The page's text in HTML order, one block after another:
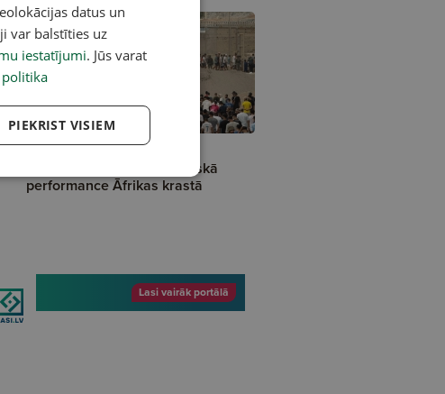
Seutas aneksijas
ģenerālmēģinājums? Politiskā
performance Āfrikas krastā
datus un
var balstīties uz
iestatījumi. Jūs varat
PIEKRIST VISIEM